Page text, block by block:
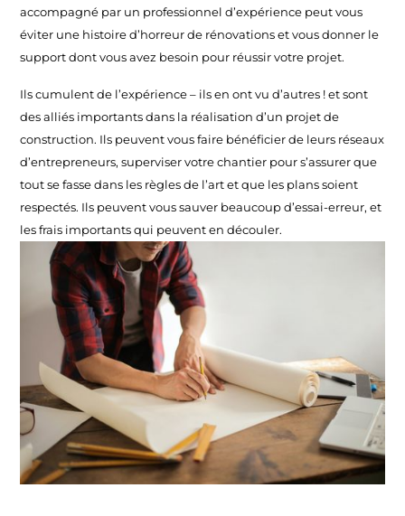
accompagné par un professionnel d’expérience peut vous
éviter une histoire d’horreur de rénovations et vous donner le
support dont vous avez besoin pour réussir votre projet.
Ils cumulent de l’expérience – ils en ont vu d’autres ! et sont
des alliés importants dans la réalisation d’un projet de
construction. Ils peuvent vous faire bénéficier de leurs réseaux
d’entrepreneurs, superviser votre chantier pour s’assurer que
tout se fasse dans les règles de l’art et que les plans soient
respectés. Ils peuvent vous sauver beaucoup d’essai-erreur, et
les frais importants qui peuvent en découler.